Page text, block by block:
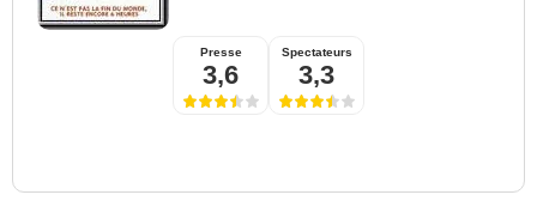
Presse
3,6
Spectateurs
3,3